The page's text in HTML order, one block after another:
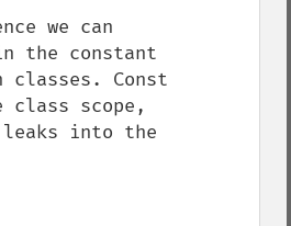
we can
the constant
Const
scope,
into the